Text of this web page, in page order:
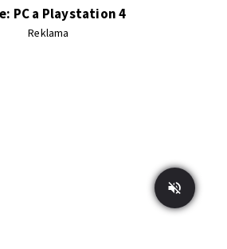
PC a Playstation 4
Reklama